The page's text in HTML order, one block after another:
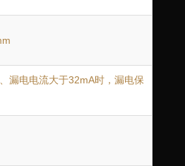
漏电电流大于32mA时，漏电保